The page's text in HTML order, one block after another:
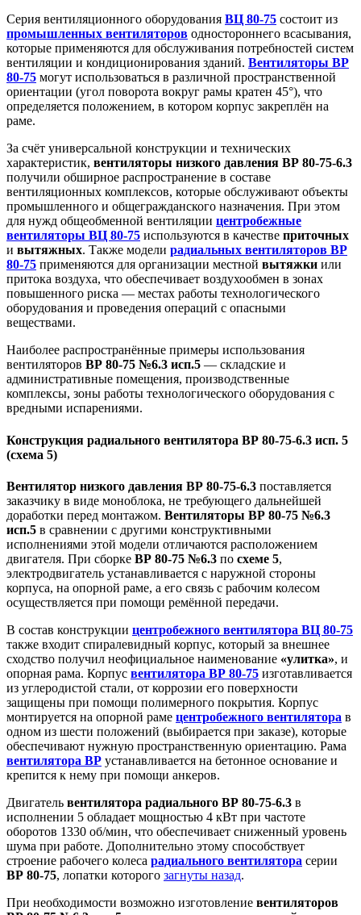
Серия вентиляционного оборудования ВЦ 80-75 состоит из
промышленных вентиляторов одностороннего всасывания,
которые применяются для обслуживания потребностей систем
вентиляции и кондиционирования зданий. Вентиляторы ВР
80-75 могут использоваться в различной пространственной
ориентации (угол поворота вокруг рамы кратен 45°), что
определяется положением, в котором корпус закреплён на
раме.
За счёт универсальной конструкции и технических
характеристик, вентиляторы низкого давления ВР 80-75-6.3
получили обширное распространение в составе
вентиляционных комплексов, которые обслуживают объекты
промышленного и общегражданского назначения. При этом
для нужд общеобменной вентиляции центробежные
вентиляторы ВЦ 80-75 используются в качестве приточных
и вытяжных. Также модели радиальных вентиляторов ВР
80-75 применяются для организации местной вытяжки или
притока воздуха, что обеспечивает воздухообмен в зонах
повышенного риска — местах работы технологического
оборудования и проведения операций с опасными
веществами.
Наиболее распространённые примеры использования
вентиляторов ВР 80-75 №6.3 исп.5 — складские и
административные помещения, производственные
комплексы, зоны работы технологического оборудования с
вредными испарениями.
Конструкция радиального вентилятора ВР 80-75-6.3 исп. 5
(схема 5)
Вентилятор низкого давления ВР 80-75-6.3 поставляется
заказчику в виде моноблока, не требующего дальнейшей
доработки перед монтажом. Вентиляторы ВР 80-75 №6.3
исп.5 в сравнении с другими конструктивными
исполнениями этой модели отличаются расположением
двигателя. При сборке ВР 80-75 №6.3 по схеме 5,
электродвигатель устанавливается с наружной стороны
корпуса, на опорной раме, а его связь с рабочим колесом
осуществляется при помощи ремённой передачи.
В состав конструкции центробежного вентилятора ВЦ 80-75
также входит спиралевидный корпус, который за внешнее
сходство получил неофициальное наименование «улитка», и
опорная рама. Корпус вентилятора ВР 80-75 изготавливается
из углеродистой стали, от коррозии его поверхности
защищены при помощи полимерного покрытия. Корпус
монтируется на опорной раме центробежного вентилятора в
одном из шести положений (выбирается при заказе), которые
обеспечивают нужную пространственную ориентацию. Рама
вентилятора ВР устанавливается на бетонное основание и
крепится к нему при помощи анкеров.
Двигатель вентилятора радиального ВР 80-75-6.3 в
исполнении 5 обладает мощностью 4 кВт при частоте
оборотов 1330 об/мин, что обеспечивает сниженный уровень
шума при работе. Дополнительно этому способствует
строение рабочего колеса радиального вентилятора серии
ВР 80-75, лопатки которого загнуты назад.
При необходимости возможно изготовление вентиляторов